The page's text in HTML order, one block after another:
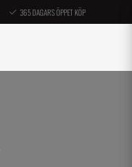
365 DAGARS ÖPPET KÖP